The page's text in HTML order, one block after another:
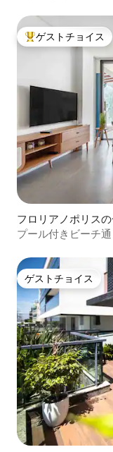
大好評のゲストチョ
ゲストチョイス
フロリアノポリス
プール付きビーチ
ゲストチョイス
ゲストチョイス